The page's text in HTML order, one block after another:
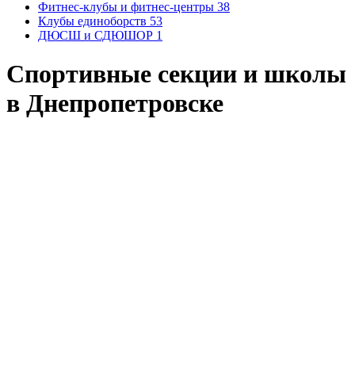
Фитнес-клубы и фитнес-центры 38
Клубы единоборств 53
ДЮСШ и СДЮШОР 1
Спортивные секции и школы
в Днепропетровске